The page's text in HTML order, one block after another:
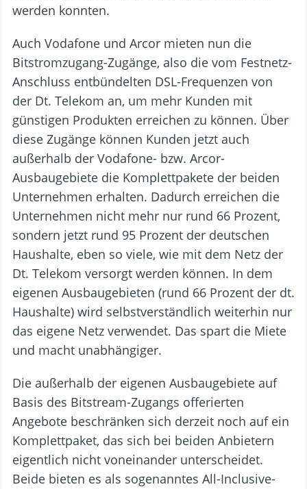
werden konnten.
Auch Vodafone und Arcor mieten nun die
Bitstromzugang-Zugänge, also die vom Festnetz-
Anschluss entbündelten DSL-Frequenzen von
der Dt. Telekom an, um mehr Kunden mit
günstigen Produkten erreichen zu können. Über
diese Zugänge können Kunden jetzt auch
außerhalb der Vodafone- bzw. Arcor-
Ausbaugebiete die Komplettpakete der beiden
Unternehmen erhalten. Dadurch erreichen die
Unternehmen nicht mehr nur rund 66 Prozent,
sondern jetzt rund 95 Prozent der deutschen
Haushalte, eben so viele, wie mit dem Netz der
Dt. Telekom versorgt werden können. In dem
eigenen Ausbaugebieten (rund 66 Prozent der dt.
Haushalte) wird selbstverständlich weiterhin nur
das eigene Netz verwendet. Das spart die Miete
und macht unabhängiger.
Die außerhalb der eigenen Ausbaugebiete auf
Basis des Bitstream-Zugangs offerierten
Angebote beschränken sich derzeit noch auf ein
Komplettpaket, das sich bei beiden Anbietern
eigentlich nicht voneinander unterscheidet.
Beide bieten es als sogenanntes All-Inclusive-